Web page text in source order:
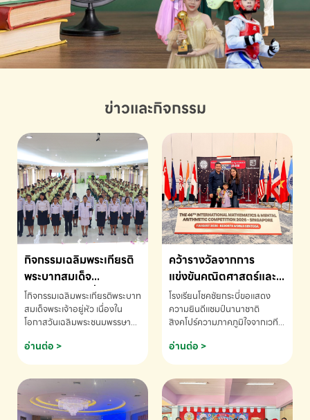
ข่าวและกิจกรรม
กิจกรรมเฉลิมพระเกียรติ
พระบาทสมเด็จ
พระเจ้าอยู่หัว เนื่องใน
โอกาสวันเฉลิม
พระชนมพรรษา
โกิจกรรมเฉลิมพระเกียรติพระบาท
สมเด็จพระเจ้าอยู่หัว เนื่องใน
โอกาสวันเฉลิมพระชนมพรรษา
ข้อมูลเพิ่มเติม โทร. 075-691910
อ่านต่อ >
คว้ารางวัลจากการ
แข่งขันคณิตศาสตร์และ
คณิตคิดเร็วนานาชาติ
ครั้งที่ 46 ประจำปี 2569
ณ ประเทศสิงคโปร์
โรงเรียนโชคชัยกระบี่ขอแสดง
ความยินดีแชมป์นานาชาติ
สิงคโปร์ความภาคภูมิใจจากเวที
ด.ช.พัทธนันท์ พรหมพันธ์ ชั้น
อนุบาล EP K3 โรงเรียนโชคชัย
แข่งขันคณิตศาสตร์และคณิตคิด
เร็วนานาชาติ ครั้งที่ 46 ประจำปี
2569 ณ ประเทศสิงคโปร์
อ่านต่อ >